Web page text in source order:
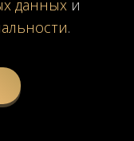
изделия.
данных и
.